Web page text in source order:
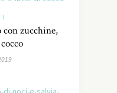
zucchine,